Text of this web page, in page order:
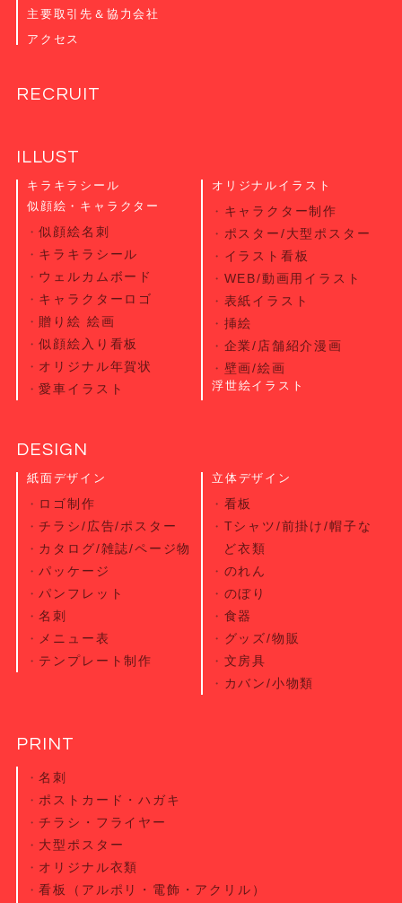
主要取引先＆協力会社
アクセス
RECRUIT
ILLUST
キラキラシール
似顔絵・キャラクター
似顔絵名刺
キラキラシール
ウェルカムボード
キャラクターロゴ
贈り絵 絵画
似顔絵入り看板
オリジナル年賀状
愛車イラスト
オリジナルイラスト
キャラクター制作
ポスター/大型ポスター
イラスト看板
WEB/動画用イラスト
表紙イラスト
挿絵
企業/店舗紹介漫画
壁画/絵画
浮世絵イラスト
DESIGN
紙面デザイン
ロゴ制作
チラシ/広告/ポスター
カタログ/雑誌/ページ物
パッケージ
パンフレット
名刺
メニュー表
テンプレート制作
立体デザイン
看板
Tシャツ/前掛け/帽子な
ど衣類
のれん
のぼり
食器
グッズ/物販
文房具
カバン/小物類
PRINT
名刺
ポストカード・ハガキ
チラシ・ フライヤー
大型ポスター
オリジナル衣類
看板（アルポリ・電飾・アクリル）